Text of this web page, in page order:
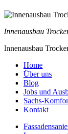
Innenausbau
Innenausbau
Home
Über uns
Blog
Jobs und
Sachs-
Kontakt